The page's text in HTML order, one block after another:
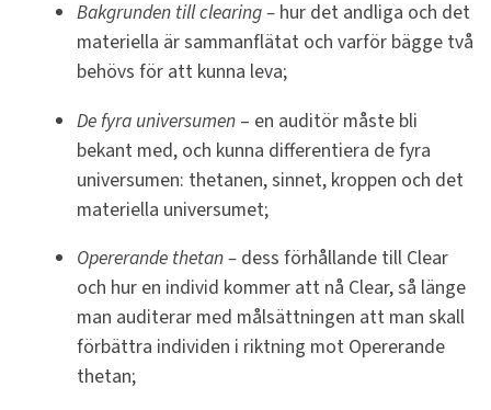
Bakgrunden till clearing – hur det andliga och det
materiella är sammanflätat och varför bägge två
behövs för att kunna leva;
De fyra universumen – en auditör måste bli
bekant med, och kunna differentiera de fyra
universumen: thetanen, sinnet, kroppen och det
materiella universumet;
Opererande thetan – dess förhållande till Clear
och hur en individ kommer att nå Clear, så länge
man auditerar med målsättningen att man skall
förbättra individen i riktning mot Opererande
thetan;